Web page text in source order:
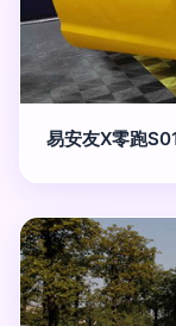
易安友X零跑